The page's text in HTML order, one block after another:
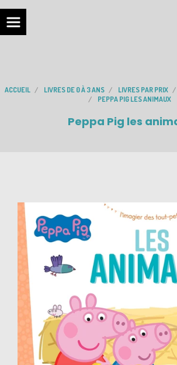
ACCUEIL LIVRES DE 0 À 3 ANS LIVRES PAR PRIX
PEPPA PIG LES ANIMAUX
Peppa Pig les